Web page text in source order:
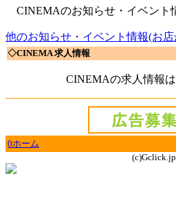
CINEMAのお知らせ・イベント
他のお知らせ・イベント情報(お
◇CINEMA 求人情報
CINEMAの求人情報は
0ホーム
(c)Gclick.jp